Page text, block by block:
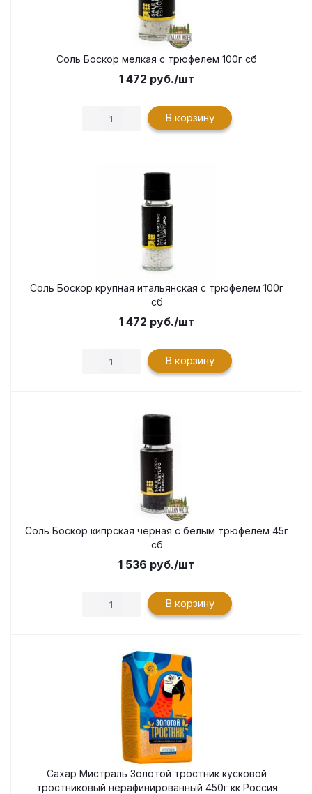
Соль Боскор мелкая с трюфелем 100г сб
1 472 руб./шт
В корзину
Соль Боскор крупная итальянская с трюфелем 100г
сб
1 472 руб./шт
В корзину
Соль Боскор кипрская черная с белым трюфелем 45г
сб
1 536 руб./шт
В корзину
Сахар Мистраль Золотой тростник кусковой
тростниковый нерафинированный 450г кк Россия